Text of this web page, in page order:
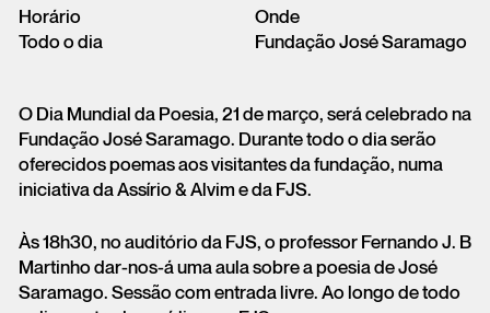
Horário
Todo o dia
Onde
Fundação José Saramago
O Dia Mundial da Poesia, 21 de março, será celebrado na
Fundação José Saramago. Durante todo o dia serão
oferecidos poemas aos visitantes da fundação, numa
iniciativa da Assírio & Alvim e da FJS.
Às 18h30, no auditório da FJS, o professor Fernando J. B
Martinho dar-nos-á uma aula sobre a poesia de José
Saramago. Sessão com entrada livre. Ao longo de todo